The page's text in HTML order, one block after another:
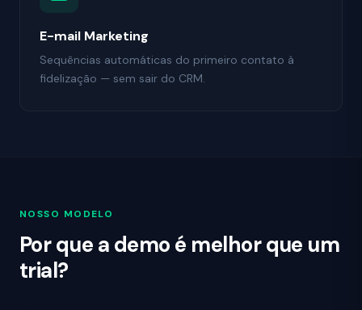
E-mail Marketing
Sequências automáticas do primeiro contato à
fidelização — sem sair do CRM.
NOSSO MODELO
Por que a demo é melhor que um
trial?